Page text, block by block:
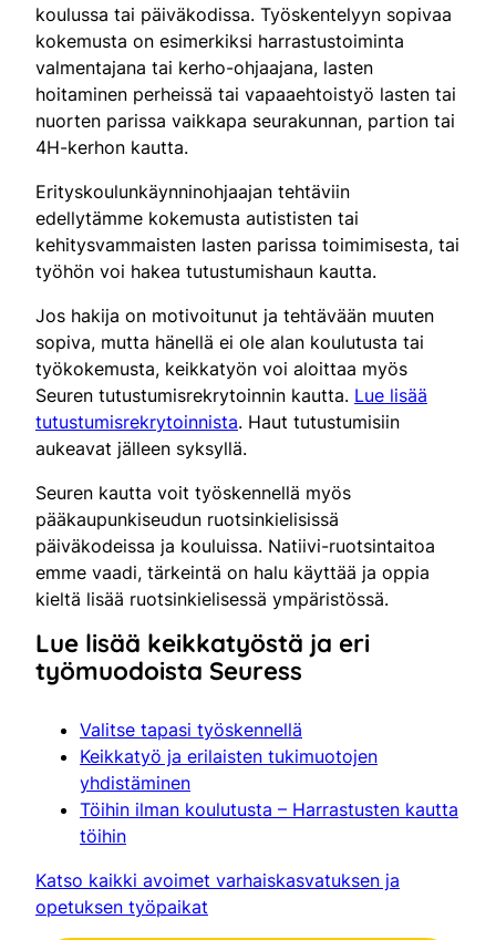
koulussa tai päiväkodissa. Työskentelyyn sopivaa
kokemusta on esimerkiksi harrastustoiminta
valmentajana tai kerho-ohjaajana, lasten
hoitaminen perheissä tai vapaaehtoistyö lasten tai
nuorten parissa vaikkapa seurakunnan, partion tai
4H-kerhon kautta.
Erityskoulunkäynninohjaajan tehtäviin
edellytämme kokemusta autististen tai
kehitysvammaisten lasten parissa toimimisesta, tai
työhön voi hakea tutustumishaun kautta.
Jos hakija on motivoitunut ja tehtävään muuten
sopiva, mutta hänellä ei ole alan koulutusta tai
työkokemusta, keikkatyön voi aloittaa myös
Seuren tutustumisrekrytoinnin kautta. Lue lisää
tutustumisrekrytoinnista. Haut tutustumisiin
aukeavat jälleen syksyllä.
Seuren kautta voit työskennellä myös
pääkaupunkiseudun ruotsinkielisissä
päiväkodeissa ja kouluissa. Natiivi-ruotsintaitoa
emme vaadi, tärkeintä on halu käyttää ja oppia
kieltä lisää ruotsinkielisessä ympäristössä.
Lue lisää keikkatyöstä ja eri
työmuodoista Seuress
Valitse tapasi työskennellä
Keikkatyö ja erilaisten tukimuotojen
yhdistäminen
Töihin ilman koulutusta – Harrastusten kautta
töihin
Katso kaikki avoimet varhaiskasvatuksen ja
opetuksen työpaikat